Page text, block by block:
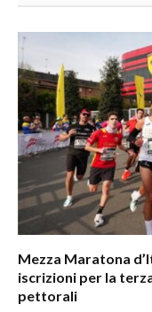
Mezza Maratona
iscrizioni per la
pettorali